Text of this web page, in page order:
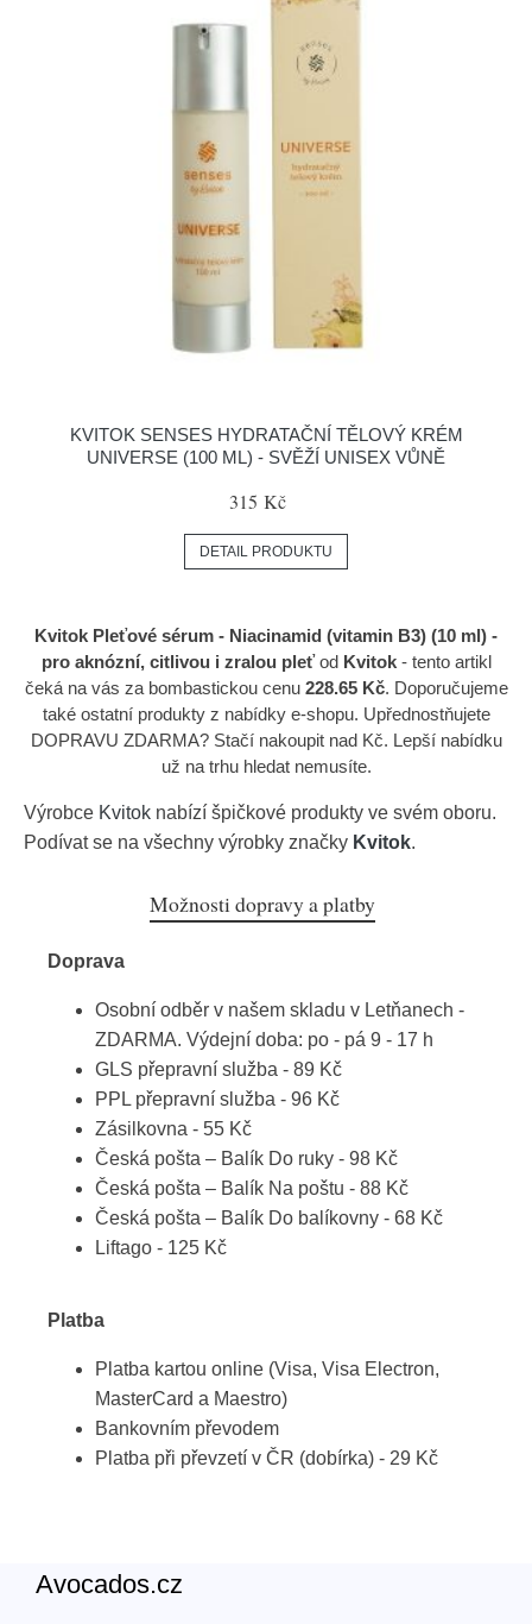
KVITOK SENSES HYDRATAČNÍ TĚLOVÝ KRÉM
UNIVERSE (100 ML) - SVĚŽÍ UNISEX VŮNĚ
315 Kč
DETAIL PRODUKTU
Kvitok Pleťové sérum - Niacinamid (vitamin B3) (10 ml) -
pro aknózní, citlivou i zralou pleťod Kvitok- tento artikl
čeká na vás za bombastickou cenu 228.65 Kč. Doporučujeme
také ostatní produkty z nabídky e-shopu. Upřednostňujete
DOPRAVU ZDARMA? Stačí nakoupit nad Kč. Lepší nabídku
už na trhu hledat nemusíte.
Výrobce Kvitok nabízí špičkové produkty ve svém oboru.
Podívat se na všechny výrobky značky Kvitok.
Možnosti dopravy a platby
Doprava
Osobní odběr v našem skladu v Letňanech -
ZDARMA. Výdejní doba: po - pá 9 - 17 h
GLS přepravní služba - 89 Kč
PPL přepravní služba - 96 Kč
Zásilkovna - 55 Kč
Česká pošta – Balík Do ruky - 98 Kč
Česká pošta – Balík Na poštu - 88 Kč
Česká pošta – Balík Do balíkovny - 68 Kč
Liftago - 125 Kč
Platba
Platba kartou online (Visa, Visa Electron,
MasterCard a Maestro)
Bankovním převodem
Platba při převzetí v ČR (dobírka) - 29 Kč
Avocados.cz